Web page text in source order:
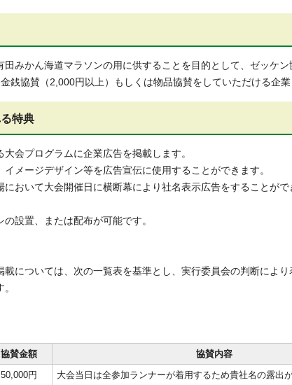
みかん海道マラソンの用に供することを目的として、ゼッケン
銭協賛（2,000円以上）もしくは物品協賛をしていただける企業
特典
会プログラムに企業広告を掲載します。
メージデザイン等を広告宣伝に使用することができます。
おいて大会開催日に横断幕により社名表示広告をすることがで
設置、または配布が可能です。
載については、次の一覧表を基準とし、実行委員会の判断によ
協賛金額
協賛内容
50,000円
大会当日は全参加ランナーが着用するため貴社名の露出